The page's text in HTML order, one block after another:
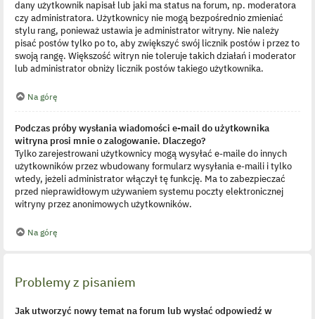
dany użytkownik napisał lub jaki ma status na forum, np. moderatora
czy administratora. Użytkownicy nie mogą bezpośrednio zmieniać
stylu rang, ponieważ ustawia je administrator witryny. Nie należy
pisać postów tylko po to, aby zwiększyć swój licznik postów i przez to
swoją rangę. Większość witryn nie toleruje takich działań i moderator
lub administrator obniży licznik postów takiego użytkownika.
Na górę
Podczas próby wysłania wiadomości e-mail do użytkownika
witryna prosi mnie o zalogowanie. Dlaczego?
Tylko zarejestrowani użytkownicy mogą wysyłać e-maile do innych
użytkowników przez wbudowany formularz wysyłania e-maili i tylko
wtedy, jeżeli administrator włączył tę funkcję. Ma to zabezpieczać
przed nieprawidłowym używaniem systemu poczty elektronicznej
witryny przez anonimowych użytkowników.
Na górę
Problemy z pisaniem
Jak utworzyć nowy temat na forum lub wysłać odpowiedź w